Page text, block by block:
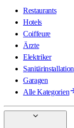
Restaurants
Hotels
Coiffeure
Ärzte
Elektriker
Sanitärinstallation
Garagen
Alle Kategorien